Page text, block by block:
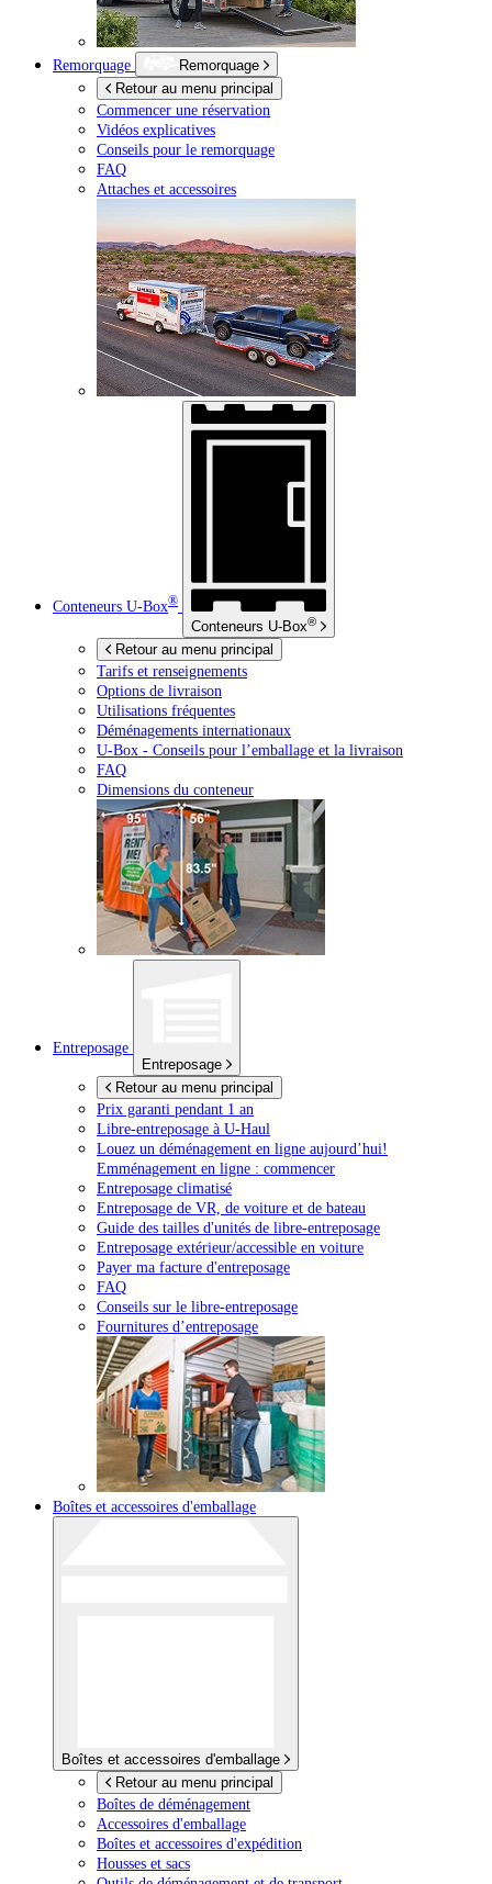
Remorquage
Remorquage
Retour au menu principal
Commencer une réservation
Vidéos explicatives
Conseils pour le remorquage
FAQ
Attaches et accessoires
Conteneurs U-Box®
Conteneurs U-Box®
Retour au menu principal
Tarifs et renseignements
Options de livraison
Utilisations fréquentes
Déménagements internationaux
U-Box - Conseils pour l’emballage et la livraison
FAQ
Dimensions du conteneur
Entreposage
Entreposage
Retour au menu principal
Prix garanti pendant 1 an
Libre-entreposage à U-Haul
Louez un déménagement en ligne aujourd’hui!
Emménagement en ligne : commencer
Entreposage climatisé
Entreposage de VR, de voiture et de bateau
Guide des tailles d'unités de libre-entreposage
Entreposage extérieur/accessible en voiture
Payer ma facture d'entreposage
FAQ
Conseils sur le libre-entreposage
Fournitures d’entreposage
Boîtes et accessoires d'emballage
Boîtes et accessoires d'emballage
Retour au menu principal
Boîtes de déménagement
Accessoires d'emballage
Boîtes et accessoires d'expédition
Housses et sacs